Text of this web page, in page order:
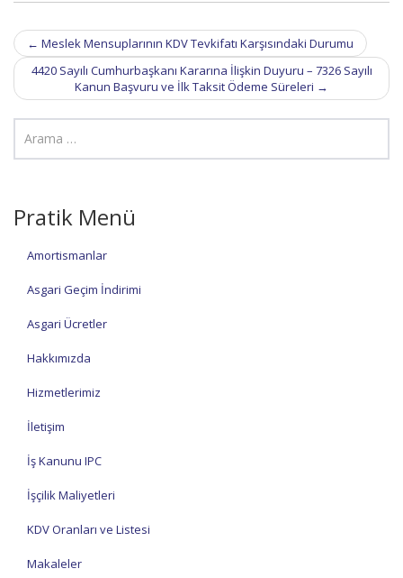
Post
navigation
← Meslek Mensuplarının KDV Tevkifatı Karşısındaki Durumu
4420 Sayılı Cumhurbaşkanı Kararına İlişkin Duyuru – 7326 Sayılı
Kanun Başvuru ve İlk Taksit Ödeme Süreleri →
Pratik Menü
Amortismanlar
Asgari Geçim İndirimi
Asgari Ücretler
Hakkımızda
Hizmetlerimiz
İletişim
İş Kanunu IPC
İşçilik Maliyetleri
KDV Oranları ve Listesi
Makaleler